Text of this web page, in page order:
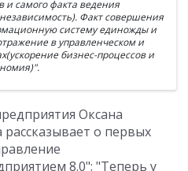
и самого факта ведения
Факт совершения
систему единожды и
в управленческом и
бизнес-процессов и
Оксана
о первых
8.0": "Теперь у